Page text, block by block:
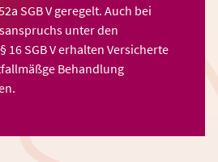
SGB V geregelt. Auch bei
unter den
16 SGB V erhalten Versicherte
Behandlung